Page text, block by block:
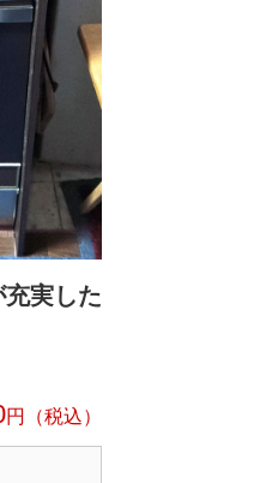
実した
円